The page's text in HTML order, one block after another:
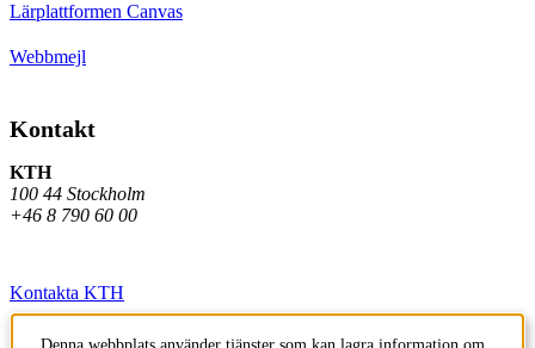
Lärplattformen Canvas
Webbmejl
Kontakt
KTH
100 44 Stockholm
+46 8 790 60 00
Kontakta KTH
Jobba på KTH